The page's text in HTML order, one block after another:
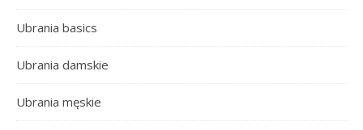
Ubrania basics
Ubrania damskie
Ubrania męskie